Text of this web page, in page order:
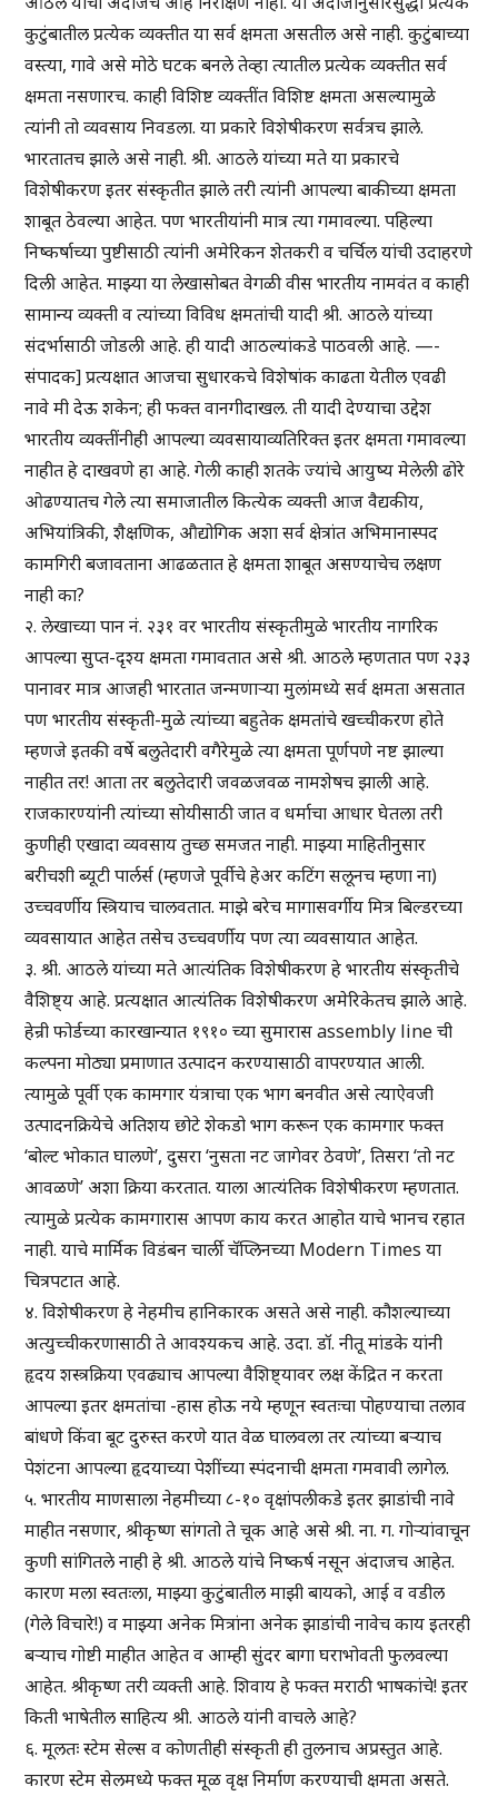
कुटुंबातील प्रत्येक व्यक्तीत या सर्व क्षमता असतील असे नाही. कुटुंबाच्या
वस्त्या, गावे असे मोठे घटक बनले तेव्हा त्यातील प्रत्येक व्यक्तीत सर्व
क्षमता नसणारच. काही विशिष्ट व्यक्तींत विशिष्ट क्षमता असल्यामुळे
त्यांनी तो व्यवसाय निवडला. या प्रकारे विशेषीकरण सर्वत्रच झाले.
भारतातच झाले असे नाही. श्री. आठले यांच्या मते या प्रकारचे
विशेषीकरण इतर संस्कृतीत झाले तरी त्यांनी आपल्या बाकीच्या क्षमता
शाबूत ठेवल्या आहेत. पण भारतीयांनी मात्र त्या गमावल्या. पहिल्या
निष्कर्षाच्या पुष्टीसाठी त्यांनी अमेरिकन शेतकरी व चर्चिल यांची उदाहरणे
दिली आहेत. माझ्या या लेखासोबत वेगळी वीस भारतीय नामवंत व काही
सामान्य व्यक्ती व त्यांच्या विविध क्षमतांची यादी श्री. आठले यांच्या
संदर्भासाठी जोडली आहे. ही यादी आठल्यांकडे पाठवली आहे. —-
संपादक] प्रत्यक्षात आजचा सुधारकचे विशेषांक काढता येतील एवढी
नावे मी देऊ शकेन; ही फक्त वानगीदाखल. ती यादी देण्याचा उद्देश
भारतीय व्यक्तींनीही आपल्या व्यवसायाव्यतिरिक्त इतर क्षमता गमावल्या
नाहीत हे दाखवणे हा आहे. गेली काही शतके ज्यांचे आयुष्य मेलेली ढोरे
ओढण्यातच गेले त्या समाजातील कित्येक व्यक्ती आज वैद्यकीय,
अभियांत्रिकी, शैक्षणिक, औद्योगिक अशा सर्व क्षेत्रांत अभिमानास्पद
कामगिरी बजावताना आढळतात हे क्षमता शाबूत असण्याचेच लक्षण
नाही का?
२. लेखाच्या पान नं. २३१ वर भारतीय संस्कृतीमुळे भारतीय नागरिक
आपल्या सुप्त-दृश्य क्षमता गमावतात असे श्री. आठले म्हणतात पण २३३
पानावर मात्र आजही भारतात जन्मणाऱ्या मुलांमध्ये सर्व क्षमता असतात
पण भारतीय संस्कृती-मुळे त्यांच्या बहुतेक क्षमतांचे खच्चीकरण होते
म्हणजे इतकी वर्षे बलुतेदारी वगैरेमुळे त्या क्षमता पूर्णपणे नष्ट झाल्या
नाहीत तर! आता तर बलुतेदारी जवळजवळ नामशेषच झाली आहे.
राजकारण्यांनी त्यांच्या सोयीसाठी जात व धर्माचा आधार घेतला तरी
कुणीही एखादा व्यवसाय तुच्छ समजत नाही. माझ्या माहितीनुसार
बरीचशी ब्यूटी पार्लर्स (म्हणजे पूर्वीचे हेअर कटिंग सलूनच म्हणा ना)
उच्चवर्णीय स्त्रियाच चालवतात. माझे बरेच मागासवर्गीय मित्र बिल्डरच्या
व्यवसायात आहेत तसेच उच्चवर्णीय पण त्या व्यवसायात आहेत.
३. श्री. आठले यांच्या मते आत्यंतिक विशेषीकरण हे भारतीय संस्कृतीचे
वैशिष्ट्य आहे. प्रत्यक्षात आत्यंतिक विशेषीकरण अमेरिकेतच झाले आहे.
हेन्री फोर्डच्या कारखान्यात १९१० च्या सुमारास assembly line ची
कल्पना मोठ्या प्रमाणात उत्पादन करण्यासाठी वापरण्यात आली.
त्यामुळे पूर्वी एक कामगार यंत्राचा एक भाग बनवीत असे त्याऐवजी
उत्पादनक्रियेचे अतिशय छोटे शेकडो भाग करून एक कामगार फक्त
‘बोल्ट भोकात घालणे’, दुसरा ‘नुसता नट जागेवर ठेवणे’, तिसरा ‘तो नट
आवळणे’ अशा क्रिया करतात. याला आत्यंतिक विशेषीकरण म्हणतात.
त्यामुळे प्रत्येक कामगारास आपण काय करत आहोत याचे भानच रहात
नाही. याचे मार्मिक विडंबन चार्ली चॅप्लिनच्या Modern Times या
चित्रपटात आहे.
४. विशेषीकरण हे नेहमीच हानिकारक असते असे नाही. कौशल्याच्या
अत्युच्चीकरणासाठी ते आवश्यकच आहे. उदा. डॉ. नीतू मांडके यांनी
हृदय शस्त्रक्रिया एवढ्याच आपल्या वैशिष्ट्यावर लक्ष केंद्रित न करता
आपल्या इतर क्षमतांचा -हास होऊ नये म्हणून स्वतःचा पोहण्याचा तलाव
बांधणे किंवा बूट दुरुस्त करणे यात वेळ घालवला तर त्यांच्या बऱ्याच
पेशंटना आपल्या हृदयाच्या पेशींच्या स्पंदनाची क्षमता गमवावी लागेल.
५. भारतीय माणसाला नेहमीच्या ८-१० वृक्षांपलीकडे इतर झाडांची नावे
माहीत नसणार, श्रीकृष्ण सांगतो ते चूक आहे असे श्री. ना. ग. गोऱ्यांवाचून
कुणी सांगितले नाही हे श्री. आठले यांचे निष्कर्ष नसून अंदाजच आहेत.
कारण मला स्वतःला, माझ्या कुटुंबातील माझी बायको, आई व वडील
(गेले विचारे!) व माझ्या अनेक मित्रांना अनेक झाडांची नावेच काय इतरही
बऱ्याच गोष्टी माहीत आहेत व आम्ही सुंदर बागा घराभोवती फुलवल्या
आहेत. श्रीकृष्ण तरी व्यक्ती आहे. शिवाय हे फक्त मराठी भाषकांचे! इतर
किती भाषेतील साहित्य श्री. आठले यांनी वाचले आहे?
६. मूलतः स्टेम सेल्स व कोणतीही संस्कृती ही तुलनाच अप्रस्तुत आहे.
कारण स्टेम सेलमध्ये फक्त मूळ वृक्ष निर्माण करण्याची क्षमता असते.